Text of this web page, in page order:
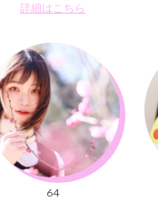
詳細はこちら
64